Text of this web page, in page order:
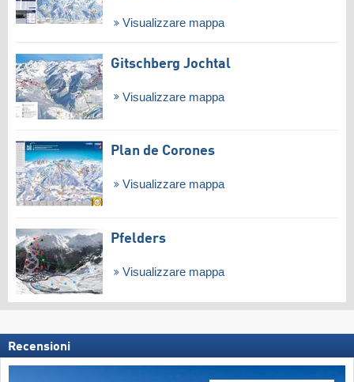
Visualizzare mappa
Gitschberg Jochtal
Visualizzare mappa
Plan de Corones
Visualizzare mappa
Pfelders
Visualizzare mappa
Recensioni